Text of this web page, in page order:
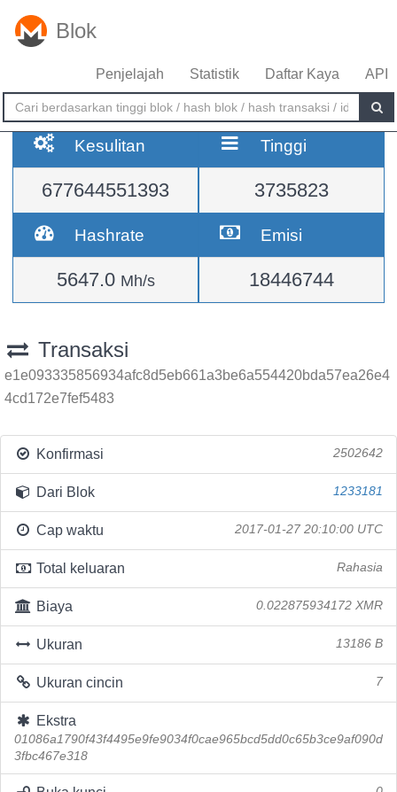
Blok
Penjelajah Statistik Daftar Kaya API
Kesulitan
677644551393
Tinggi
3735823
Hashrate
5647.0 Mh/s
Emisi
18446744
Transaksi
e1e093335856934afc8d5eb661a3be6a554420bda57ea26e4
4cd172e7fef5483
Konfirmasi 2502642
Dari Blok 1233181
Cap waktu 2017-01-27 20:10:00 UTC
Total keluaran Rahasia
Biaya 0.022875934172 XMR
Ukuran 13186 B
Ukuran cincin 7
Ekstra
01086a1790f43f4495e9fe9034f0cae965bcd5dd0c65b3ce9af090d
3fbc467e318